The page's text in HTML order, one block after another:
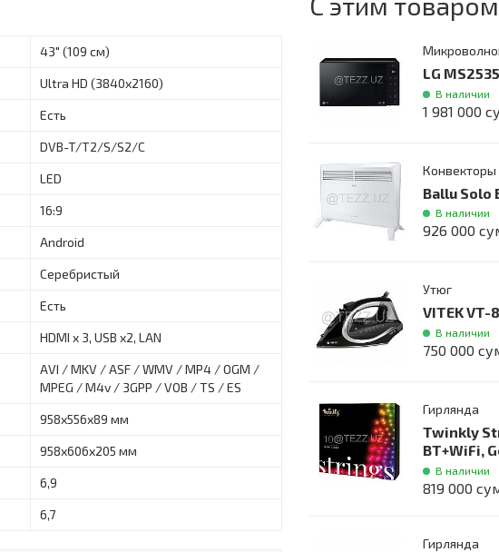
43" (109 см)
Ultra HD (3840x2160)
Есть
DVB-T/T2/S/S2/C
LED
16:9
Android
Серебристый
Есть
HDMI x 3, USB x2, LAN
AVI / MKV / ASF / WMV / MP4 / OGM /
MPEG / M4v / 3GPP / VOB / TS / ES
958х556х89 мм
958х606х205 мм
6,9
6,7
LG
В наличии
1 981 000
Конвекторы
Ballu Solo
В наличии
926 000
Утюг
VITEK VT-
В наличии
750 000
Гирлянда
Twinkly
BT+WiFi,
В наличии
819 000
Гирлянда